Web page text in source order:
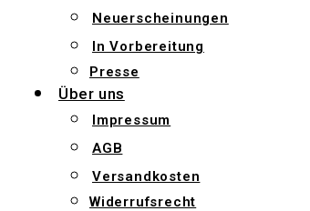
Neuerscheinungen
In Vorbereitung
Presse
Über uns
Impressum
AGB
Versandkosten
Widerrufsrecht